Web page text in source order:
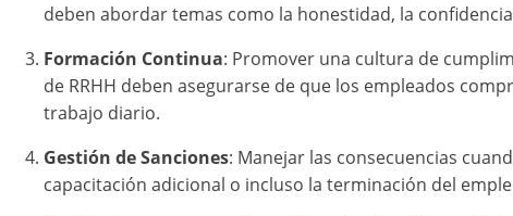
deben abordar temas como la honestidad, la
Formación Continua: Promover una cultura de
de RRHH deben asegurarse de que los empleados
trabajo diario.
Gestión de Sanciones: Manejar las consecuencias
capacitación adicional o incluso la terminación del